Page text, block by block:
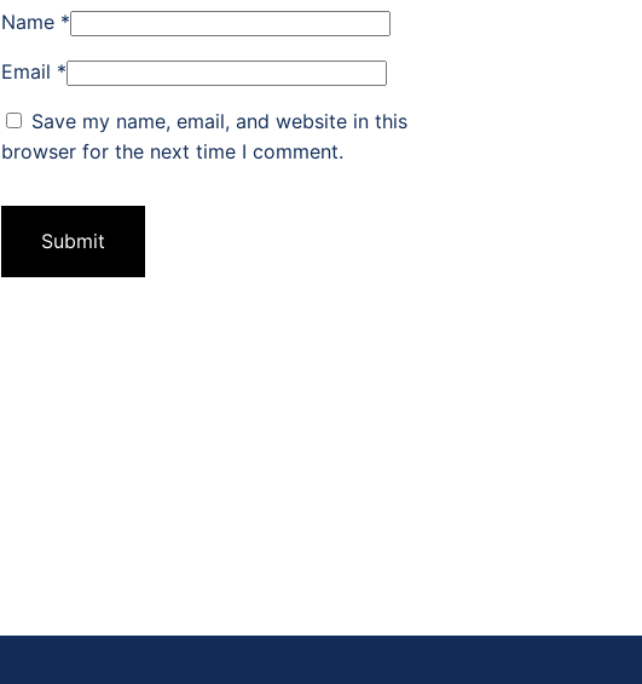
Name *
Email *
Save my name, email, and website in this
browser for the next time I comment.